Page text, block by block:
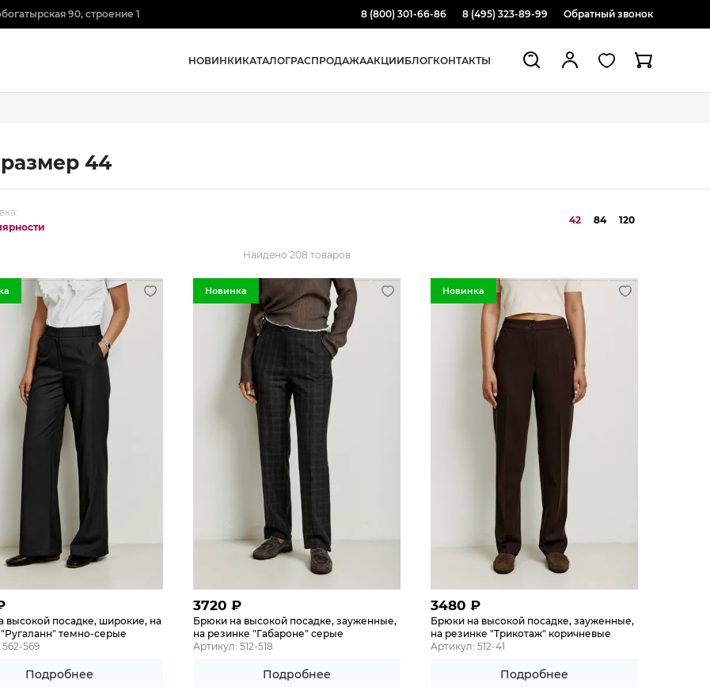
90, строение 1 8 (800) 301-66-86 8 (495) 323-89-99 Обратный звонок
НОВИНКИКАТАЛОГРАСПРОДАЖААКЦИИБЛОГКОНТАКТЫ
44
42 84 120
Найдено 208 товаров
высокой посадке, широкие, на
темно-серые
569
Подробнее
Новинка
3720 ₽
Брюки на высокой посадке, зауженные,
на резинке "Габароне" серые
Артикул: 512-518
Подробнее
Новинка
3480 ₽
Брюки на высокой посадке, зауженные,
на резинке "Трикотаж" коричневые
Артикул: 512-41
Подробнее